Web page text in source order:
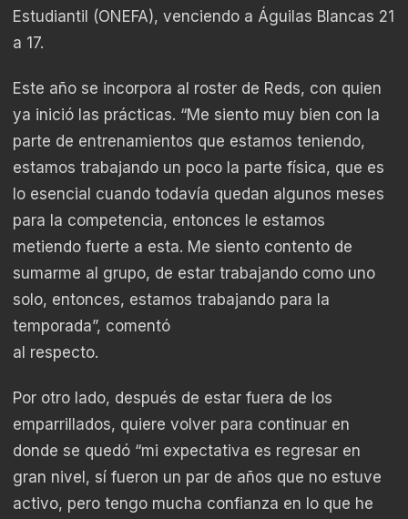
Estudiantil (ONEFA), venciendo a Águilas Blancas 21
a 17.
Este año se incorpora al roster de Reds, con quien
ya inició las prácticas. “Me siento muy bien con la
parte de entrenamientos que estamos teniendo,
estamos trabajando un poco la parte física, que es
lo esencial cuando todavía quedan algunos meses
para la competencia, entonces le estamos
metiendo fuerte a esta. Me siento contento de
sumarme al grupo, de estar trabajando como uno
solo, entonces, estamos trabajando para la
temporada”, comentó
al respecto.
Por otro lado, después de estar fuera de los
emparrillados, quiere volver para continuar en
donde se quedó “mi expectativa es regresar en
gran nivel, sí fueron un par de años que no estuve
activo, pero tengo mucha confianza en lo que he